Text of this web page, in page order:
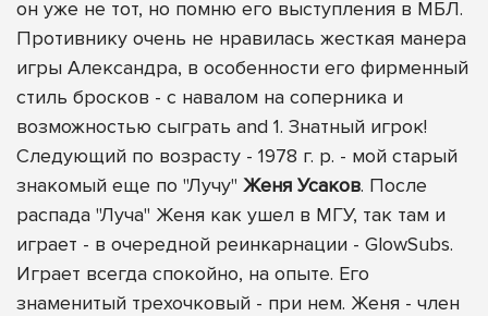
он уже не тот, но помню его выступления в МБЛ.
Противнику очень не нравилась жесткая манера
игры Александра, в особенности его фирменный
стиль бросков - с навалом на соперника и
возможностью сыграть and 1. Знатный игрок!
Следующий по возрасту - 1978 г. р. - мой старый
знакомый еще по "Лучу" Женя Усаков. После
распада "Луча" Женя как ушел в МГУ, так там и
играет - в очередной реинкарнации - GlowSubs.
Играет всегда спокойно, на опыте. Его
знаменитый трехочковый - при нем. Женя - член